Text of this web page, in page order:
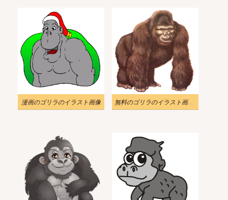
漫画のゴリラのイラスト画像 無料のゴリラのイラスト画像 2